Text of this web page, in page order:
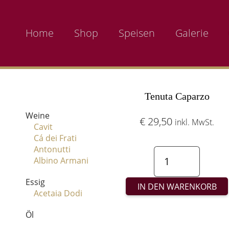
Home Shop Speisen Galerie
Tenuta Caparzo
€ 29,50 inkl. MwSt.
Di
Montalcino
IN DEN WARENKORB
Weine
Cavit
Cá dei Frati
Antonutti
Albino Armani
Essig
Acetaia Dodi
Öl